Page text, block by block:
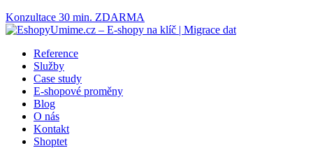
Konzultace 30 min. ZDARMA
Reference
Služby
Case study
E-shopové proměny
Blog
O nás
Kontakt
Shoptet